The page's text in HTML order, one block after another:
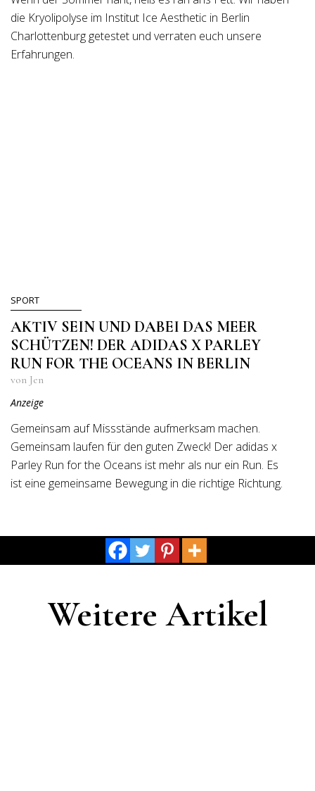
die Kryolipolyse im Institut Ice Aesthetic in Berlin
Charlottenburg getestet und verraten euch unsere
Erfahrungen.
SPORT
AKTIV SEIN UND DABEI DAS MEER
SCHÜTZEN! DER ADIDAS X PARLEY
RUN FOR THE OCEANS IN BERLIN
von Jen
Anzeige
Gemeinsam auf Missstände aufmerksam machen.
Gemeinsam laufen für den guten Zweck! Der adidas x
Parley Run for the Oceans ist mehr als nur ein Run. Es
ist eine gemeinsame Bewegung in die richtige Richtung.
Weitere Artikel